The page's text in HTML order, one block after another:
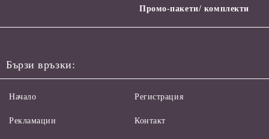
Промо-пакети/ комплекти
Бързи връзки:
Начало
Рекламации
Регистрация
Контакт